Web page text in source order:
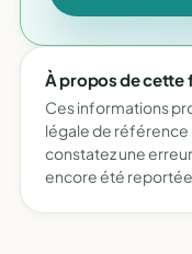
À propos de cette
Ces informations
légale de référence
constatez une
encore été